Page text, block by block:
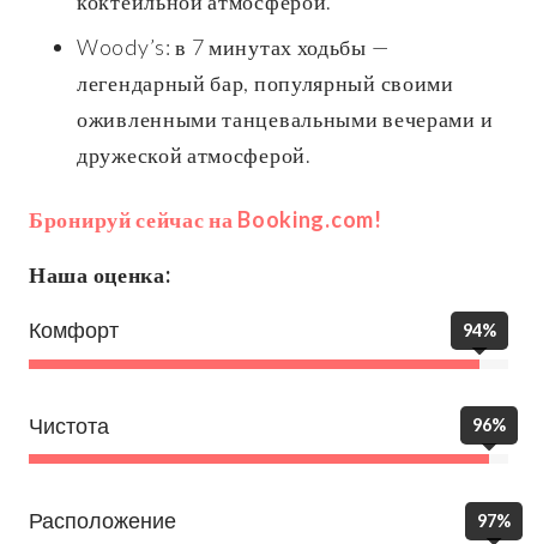
Woody’s: в 7 минутах ходьбы —
легендарный бар, популярный своими
оживленными танцевальными вечерами и
дружеской атмосферой.
Бронируй сейчас на Booking.com!
Наша оценка:
Комфорт 94%
Чистота 96%
Расположение 97%